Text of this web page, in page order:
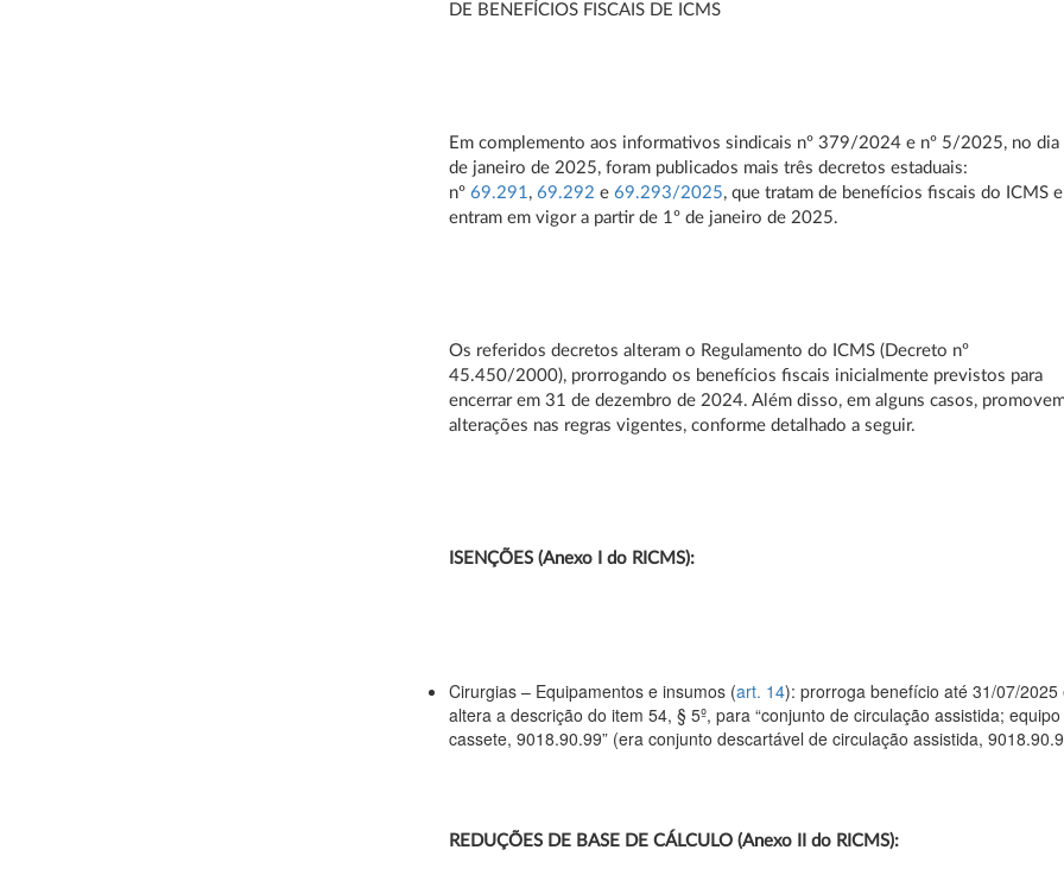
DE BENEFÍCIOS FISCAIS DE ICMS
Em complemento aos informativos sindicais nº 379/2024 e nº 5/2025, no dia
de janeiro de 2025, foram publicados mais três decretos estaduais:
nº69.291,69.292 e69.293/2025, que tratam de benefícios fiscais do ICMS e
entram em vigor a partir de 1º de janeiro de 2025.
Os referidos decretos alteram o Regulamento do ICMS (Decreto nº
45.450/2000), prorrogando os benefícios fiscais inicialmente previstos para
encerrar em 31 de dezembro de 2024. Além disso, em alguns casos,
alterações nas regras vigentes, conforme detalhado a seguir.
ISENÇÕES (Anexo I do RICMS):
Cirurgias – Equipamentos e insumos (art. 14): prorroga benefício até 31/07/2025
altera a descrição do item 54, § 5º, para “conjunto de circulação assistida; equipo
cassete, 9018.90.99” (era conjunto descartável de circulação assistida,
REDUÇÕES DE BASE DE CÁLCULO (Anexo II do RICMS):